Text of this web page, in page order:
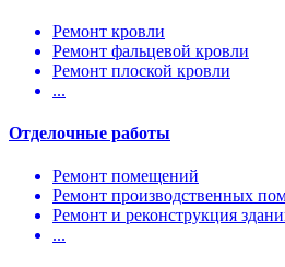
Ремонт кровли
Ремонт фальцевой кровли
Ремонт плоской кровли
...
Отделочные работы
Ремонт помещений
Ремонт производственных
Ремонт и реконструкция
...